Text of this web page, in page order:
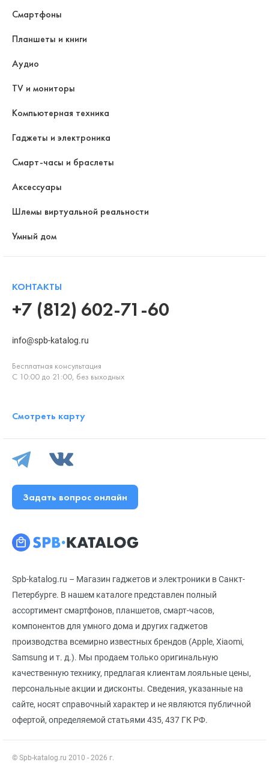
Spb-katalog.ru – Магазин гаджетов и электроники в Санкт-
Петербурге. В нашем каталоге представлен полный
ассортимент смартфонов, планшетов, смарт-часов,
компонентов для умного дома и других гаджетов
производства всемирно известных брендов (Apple, Xiaomi,
Samsung и т. д.). Мы продаем только оригинальную
качественную технику, предлагая клиентам лояльные цены,
персональные акции и дисконты. Сведения, указанные на
сайте, носят справочный характер и не являются публичной
офертой, определяемой статьями 435, 437 ГК РФ.
© Spb-katalog.ru 2010 - 2026 г.
Смартфоны
Планшеты и книги
Аудио
TV и мониторы
Компьютерная техника
Гаджеты и электроника
Смарт-часы и браслеты
Аксессуары
Шлемы виртуальной реальности
Умный дом
КОНТАКТЫ
+7 (812) 602-71-60
info@spb-katalog.ru
Бесплатная консультация
С 10:00 до 21:00, без выходных
Смотреть карту
Задать вопрос онлайн